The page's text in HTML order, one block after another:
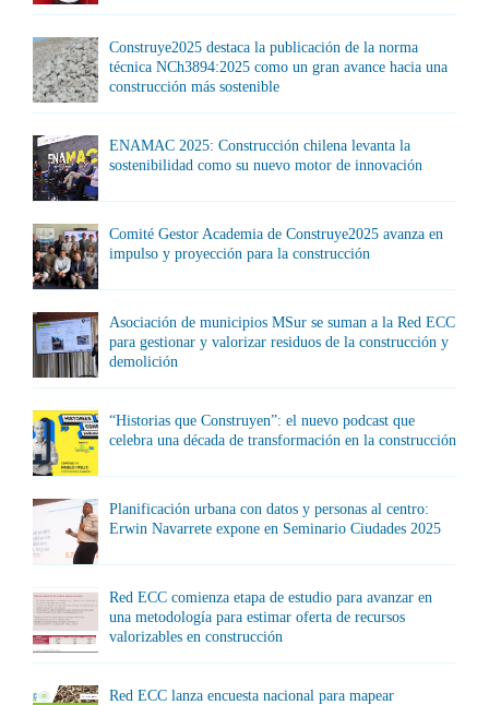
Construye2025 destaca la publicación de la norma
técnica NCh3894:2025 como un gran avance hacia una
construcción más sostenible
ENAMAC 2025: Construcción chilena levanta la
sostenibilidad como su nuevo motor de innovación
Comité Gestor Academia de Construye2025 avanza en
impulso y proyección para la construcción
Asociación de municipios MSur se suman a la Red ECC
para gestionar y valorizar residuos de la construcción y
demolición
“Historias que Construyen”: el nuevo podcast que
celebra una década de transformación en la construcción
Planificación urbana con datos y personas al centro:
Erwin Navarrete expone en Seminario Ciudades 2025
Red ECC comienza etapa de estudio para avanzar en
una metodología para estimar oferta de recursos
valorizables en construcción
Red ECC lanza encuesta nacional para mapear